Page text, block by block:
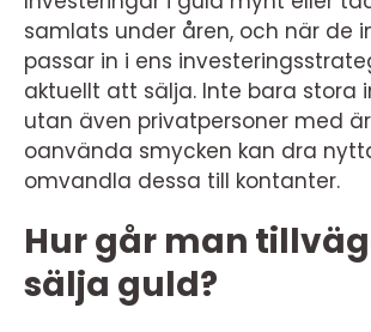
samlats under åren, och när de
passar in i ens
aktuellt att sälja. Inte bara stora
utan även privatpersoner med
oanvända smycken kan dra
omvandla dessa till kontanter.
Hur går man
sälja guld?